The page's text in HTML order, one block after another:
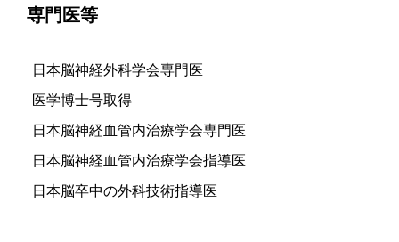
専門医等
日本脳神経外科学会専門医
医学博士号取得
日本脳神経血管内治療学会専門医
日本脳神経血管内治療学会指導医
日本脳卒中の外科技術指導医